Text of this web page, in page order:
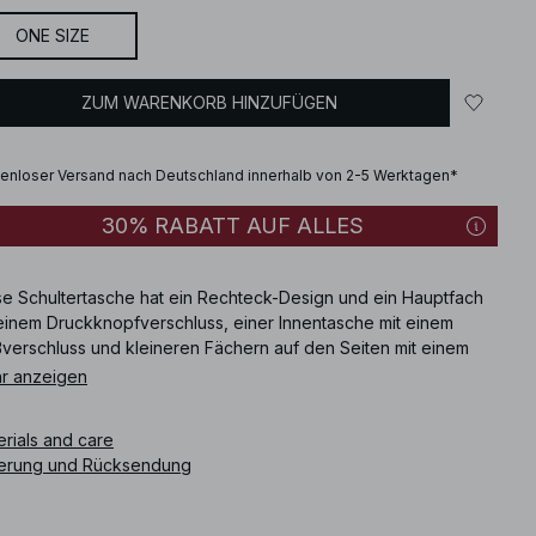
ONE SIZE
ZUM WARENKORB HINZUFÜGEN
Versand nach Deutschland innerhalb von 2-5 Werktagen*
30% RABATT AUF ALLES
Schultertasche hat ein Rechteck-Design und ein Hauptfach
Druckknopfverschluss, einer Innentasche mit einem
und kleineren Fächern auf den Seiten mit einem
Sie hat zwei feste Griffe. Maße: Höhe: 17 cm /
:1100-013154-0002
anzeigen
and care
und Rücksendung